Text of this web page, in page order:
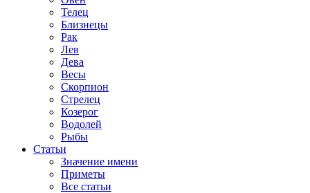
Телец
Близнецы
Рак
Лев
Дева
Весы
Скорпион
Стрелец
Козерог
Водолей
Рыбы
Статьи
Значение имени
Приметы
Все статьи